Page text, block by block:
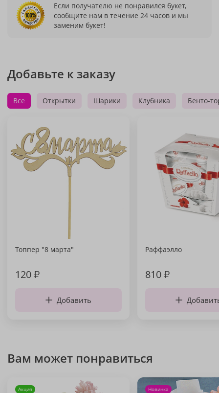
Если получателю не понравился букет,
сообщите нам в течение 24 часов и мы
заменим букет!
Добавьте к заказу
Все Открытки Шарики Клубника Бенто-
Топпер "8 марта"
120₽
Добавить
Раффаэлло
810₽
Вам может понравиться
Акция Новинка